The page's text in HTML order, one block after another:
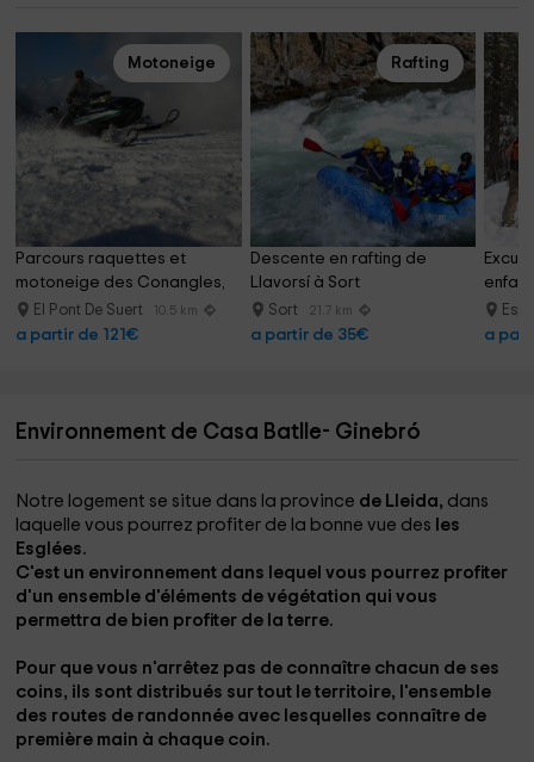
Motoneige
Parcours raquettes et
motoneige des Conangles,
Vielha 2h
El Pont De Suert 10.5 km
a partir de 121€
Rafting
Descente en rafting de
Llavorsí à Sort
Sort 21.7 km
a partir de 35€ a
Environnement de Casa Batlle- Ginebró
Notre logement se situe dans la province de Lleida, dans
laquelle vous pourrez profiter de la bonne vue des les
Esglées.
C'est un environnement dans lequel vous pourrez profiter
d'un ensemble d'éléments de végétation qui vous
permettra de bien profiter de la terre.
Pour que vous n'arrêtez pas de connaître chacun de ses
coins, ils sont distribués sur tout le territoire, l'ensemble
des routes de randonnée avec lesquelles connaître de
première main à chaque coin.